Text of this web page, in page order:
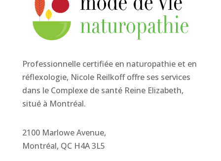
Professionnelle certifiée en naturopathie et en
réflexologie, Nicole Reilkoff offre ses services
dans le Complexe de santé Reine Elizabeth,
situé à Montréal.
2100 Marlowe Avenue,
Montréal, QC H4A 3L5